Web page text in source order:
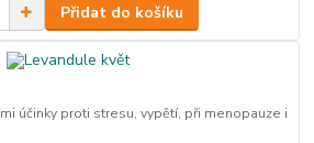
Přidat do košíku
účinky proti stresu, vypětí, při menopauze i